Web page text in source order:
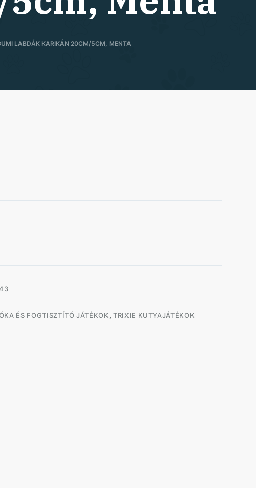
LABDÁK KARIKÁN 20CM/5CM, MENTA
ÉS FOGTISZTÍTÓ JÁTÉKOK, TRIXIE KUTYAJÁTÉKOK